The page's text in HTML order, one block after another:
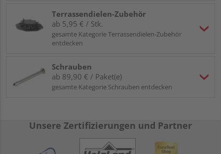
Terrassendielen-Zubehör
ab 5,95 € / Stk.
gesamte Kategorie Terrassendielen-Zubehör
entdecken
Schrauben
ab 89,90 € / Paket(e)
gesamte Kategorie Schrauben entdecken
Unsere Zertifizierungen und Partner